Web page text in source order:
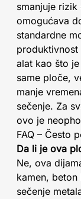
smanjuje
omogućava
standardne
produktivnost
alat kao što
same ploče,
manje
sečenje. Za
ovo je
FAQ – Često
Da li je ova
Ne, ova
kamen,
sečenje